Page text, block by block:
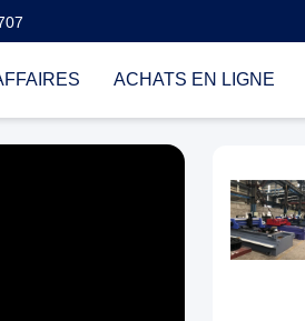
ACHATS EN LIGNE